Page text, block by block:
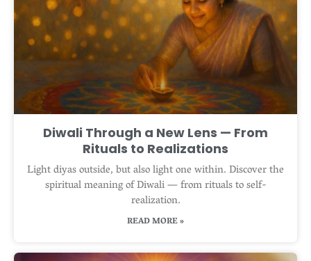
Diwali Through a New Lens — From
Rituals to Realizations
Light diyas outside, but also light one within. Discover the
spiritual meaning of Diwali — from rituals to self-
realization.
READ MORE »